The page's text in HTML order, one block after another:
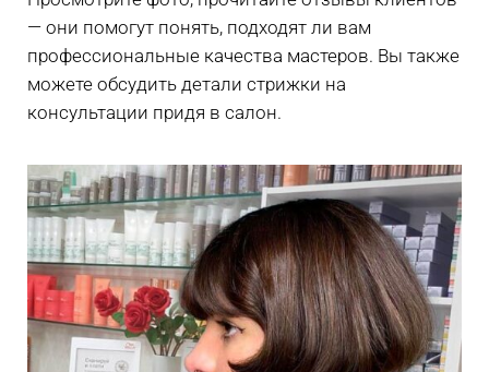
— они помогут понять, подходят ли вам
профессиональные качества мастеров. Вы также
можете обсудить детали стрижки на
консультации придя в салон.